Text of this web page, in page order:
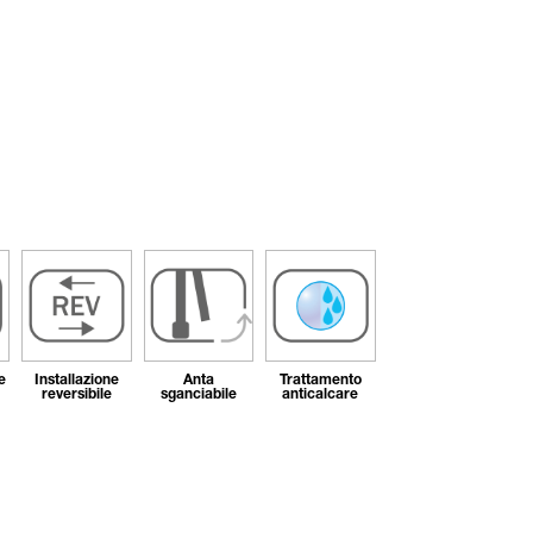
Installazione
reversibile
Anta
sganciabile
Trattamento
anticalcare